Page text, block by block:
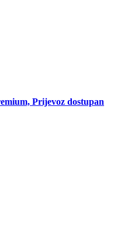
Prijevoz dostupan